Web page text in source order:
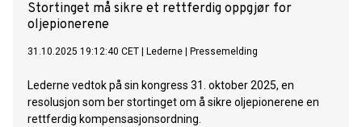
Stortinget må sikre et rettferdig oppgjør for
oljepionerene
31.10.2025 19:12:40 CET Lederne Pressemelding
Lederne vedtok på sin kongress 31. oktober 2025, en
resolusjon som ber stortinget om å sikre oljepionerene en
rettferdig kompensasjonsordning.